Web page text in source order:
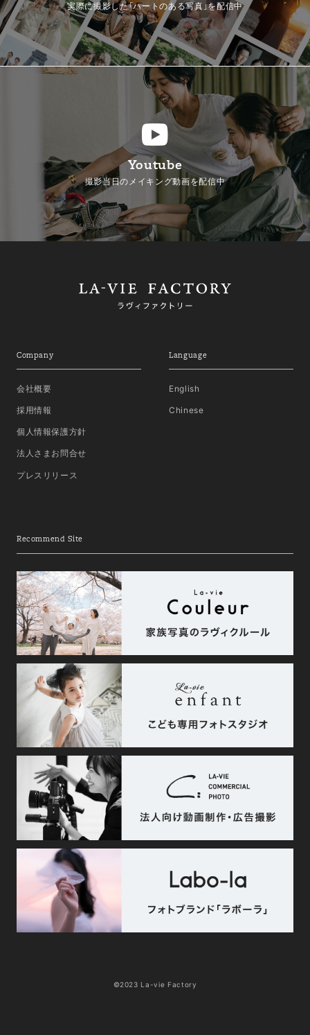
実際に撮影した「ハートのある写真」を配信中
Youtube
撮影当日のメイキング動画を配信中
Company
会社概要
採用情報
個人情報保護方針
法人さまお問合せ
プレスリリース
Language
English
Chinese
Recommend Site
©2023 La-vie Factory